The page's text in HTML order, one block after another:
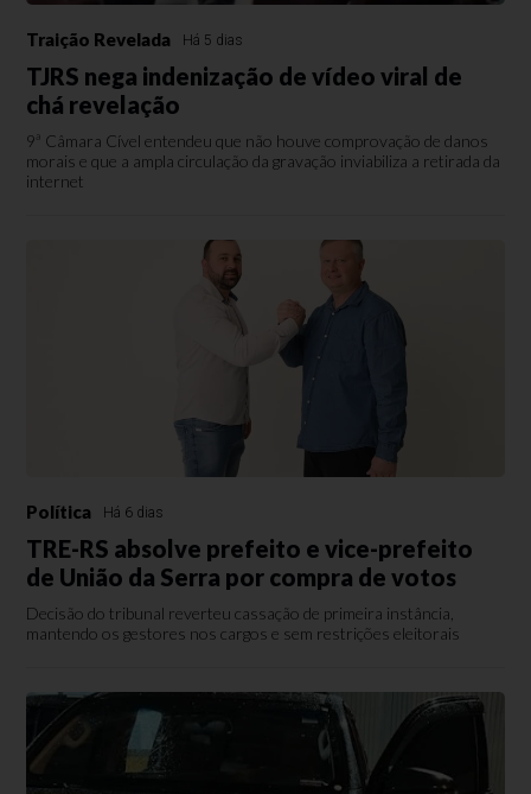
Traição Revelada Há 5 dias
TJRS nega indenização de vídeo viral de
chá revelação
9ª Câmara Cível entendeu que não houve comprovação de danos
morais e que a ampla circulação da gravação inviabiliza a retirada da
internet
Política Há 6 dias
TRE-RS absolve prefeito e vice-prefeito
de União da Serra por compra de votos
Decisão do tribunal reverteu cassação de primeira instância,
mantendo os gestores nos cargos e sem restrições eleitorais